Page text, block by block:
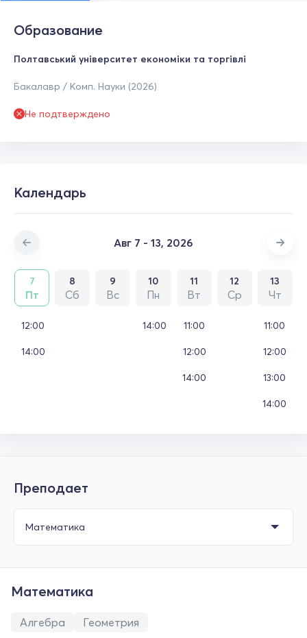
Образование
Полтавський університет економіки та торгівлі
Бакалавр / Комп. Науки (2026)
Не подтверждено
Календарь
Авг 7 - 13, 2026
7
Пт
8
Сб
9
Вс
10
Пн
11
Вт
12
Ср
13
Чт
12:00
14:00
14:00 11:00
12:00
14:00
11:00
12:00
13:00
14:00
Преподает
Математика
Алгебра Геометрия